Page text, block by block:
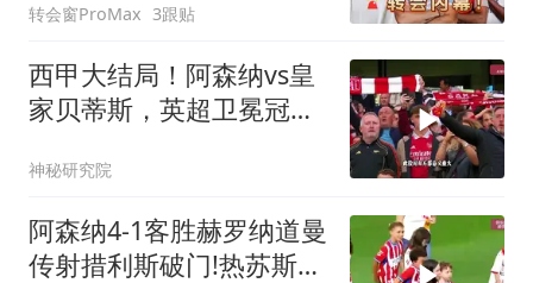
转会窗ProMax 3跟贴
西甲大结局！阿森纳vs皇
家贝蒂斯，英超卫冕冠军
神秘研究院
阿森纳4-1客胜赫罗纳道曼
传射措利斯破门!热苏斯替